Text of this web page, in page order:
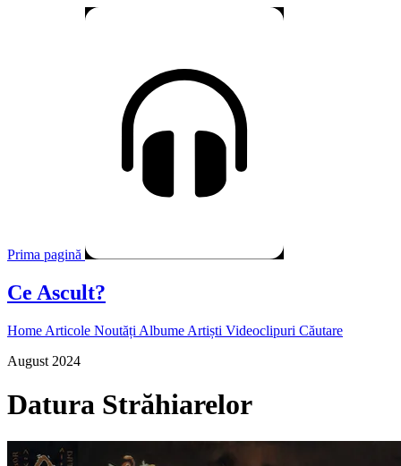
Prima pagină
Ce Ascult?
Home Articole Noutăți Albume Artiști Videoclipuri Căutare
August 2024
Datura Str​ă​hiarelor
Pagina externă